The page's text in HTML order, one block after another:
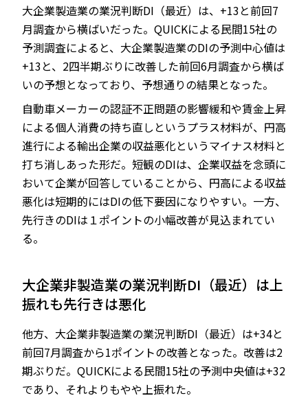
大企業製造業の業況判断DI（最近）は、+13と前回7
月調査から横ばいだった。QUICKによる民間15社の
予測調査によると、大企業製造業のDIの予測中心値は
+13と、2四半期ぶりに改善した前回6月調査から横ば
いの予想となっており、予想通りの結果となった。
自動車メーカーの認証不正問題の影響緩和や賃金上昇
による個人消費の持ち直しというプラス材料が、円高
進行による輸出企業の収益悪化というマイナス材料と
打ち消しあった形だ。短観のDIは、企業収益を念頭に
おいて企業が回答していることから、円高による収益
悪化は短期的にはDIの低下要因になりやすい。一方、
先行きのDIは１ポイントの小幅改善が見込まれてい
る。
大企業非製造業の業況判断DI（最近）は上
振れも先行きは悪化
他方、大企業非製造業の業況判断DI（最近）は+34と
前回7月調査から1ポイントの改善となった。改善は2
期ぶりだ。QUICKによる民間15社の予測中央値は+32
であり、それよりもやや上振れた。